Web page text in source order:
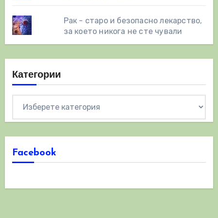
Рак - старо и безопасно лекарство,
за което никога не сте чували
Категории
Facebook